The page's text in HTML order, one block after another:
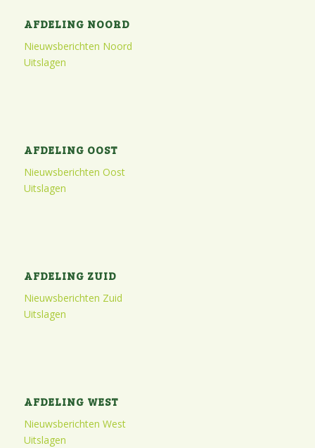
AFDELING NOORD
Nieuwsberichten Noord
Uitslagen
AFDELING OOST
Nieuwsberichten Oost
Uitslagen
AFDELING ZUID
Nieuwsberichten Zuid
Uitslagen
AFDELING WEST
Nieuwsberichten West
Uitslagen